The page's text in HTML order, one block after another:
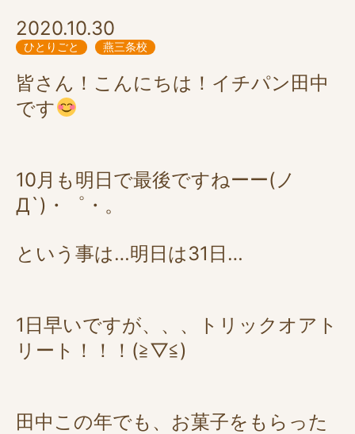
2020.10.30
ひとりごと 燕三条校
皆さん！こんにちは！イチパン田中
です
10月も明日で最後ですねーー(ノ
Д`)・゜・。
という事は…明日は31日…
1日早いですが、、、トリックオアト
リート！！！(≧▽≦)
田中この年でも、お菓子をもらった